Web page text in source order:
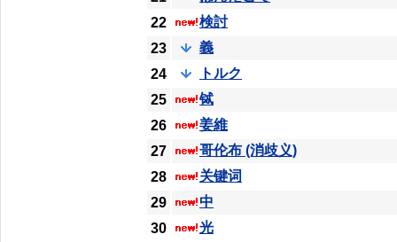
22
検討
23
義
24
トルク
25
铽
26
姜維
27
哥伦布 (消歧义)
28
关键词
29
中
30
光